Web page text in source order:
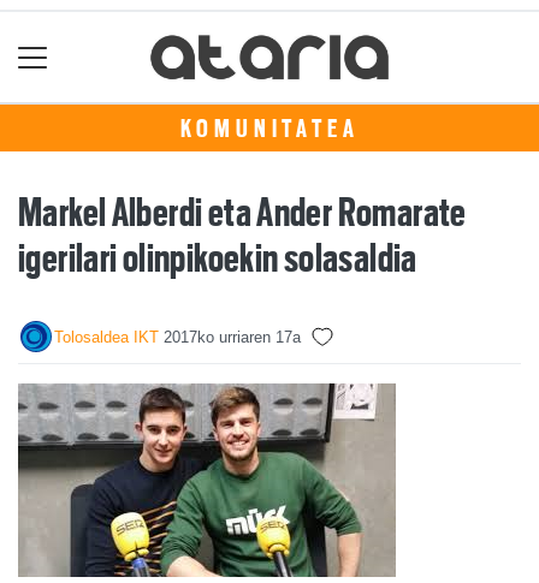
KOMUNITATEA
Markel Alberdi eta Ander Romarate
igerilari olinpikoekin solasaldia
Tolosaldea IKT 2017ko urriaren 17a